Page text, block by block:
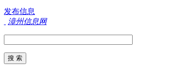
发布信息
漳州信息网